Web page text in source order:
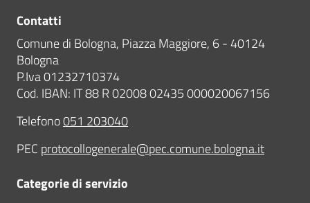
Contatti
Comune di Bologna, Piazza Maggiore, 6 - 40124
Bologna
P.Iva 01232710374
Cod. IBAN: IT 88 R 02008 02435 000020067156
Telefono051 203040
PEC protocollogenerale@pec.comune.bologna.it
Categorie di servizio